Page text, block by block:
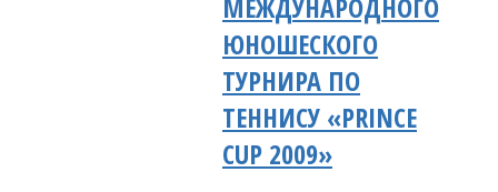
ЮНОШЕСКОГО
ТУРНИРА ПО
ТЕННИСУ «PRINCE
CUP 2009»